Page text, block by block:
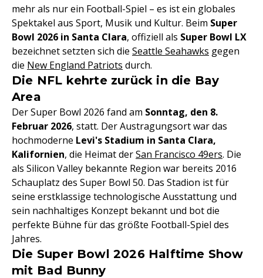
mehr als nur ein Football-Spiel – es ist ein globales
Spektakel aus Sport, Musik und Kultur. Beim Super
Bowl 2026 in Santa Clara, offiziell als Super Bowl LX
bezeichnet setzten sich die Seattle Seahawks gegen
die New England Patriots durch.
Die NFL kehrte zurück in die Bay
Area
Der Super Bowl 2026 fand am Sonntag, den 8.
Februar 2026, statt. Der Austragungsort war das
hochmoderne Levi's Stadium in Santa Clara,
Kalifornien, die Heimat derSan Francisco 49ers. Die
als Silicon Valley bekannte Region war bereits 2016
Schauplatz des Super Bowl 50. Das Stadion ist für
seine erstklassige technologische Ausstattung und
sein nachhaltiges Konzept bekannt und bot die
perfekte Bühne für das größte Football-Spiel des
Jahres.
Die Super Bowl 2026 Halftime Show
mit Bad Bunny